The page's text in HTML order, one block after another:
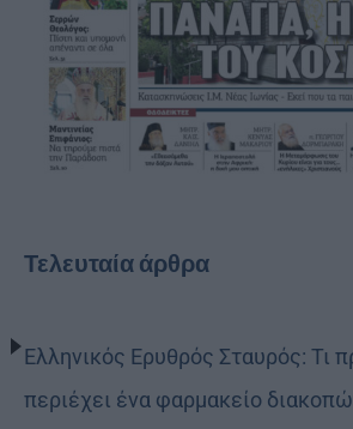
Τελευταία άρθρα
Ελληνικός Ερυθρός Σταυρός: Τι
περιέχει ένα φαρμακείο